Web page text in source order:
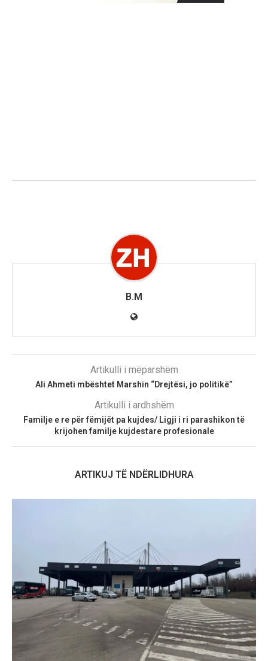
B.M
Artikulli i mëparshëm
Ali Ahmeti mbështet Marshin “Drejtësi, jo politikë”
Artikulli i ardhshëm
Familje e re për fëmijët pa kujdes/ Ligji i ri parashikon të
krijohen familje kujdestare profesionale
ARTIKUJ TË NDËRLIDHURA